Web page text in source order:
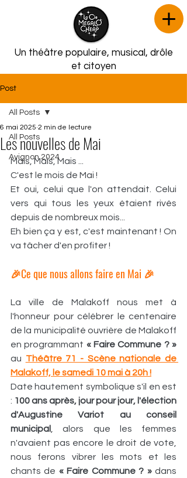
Un théâtre populaire, musical, drôle
et citoyen
Post
All Posts
Avignon 2024
All Posts
Les nouvelles de Mai
6 mai 2025 2 min de lecture
Mais, Mais, Mais ...
C'est le mois de Mai !
Et oui, celui que l'on attendait. Celui
vers qui tous les yeux étaient rivés
depuis de nombreux mois...
Eh bien ça y est, c'est maintenant ! On
va tâcher d'en profiter !
🎉Ce que nous allons faire en Mai 🎉
La ville de Malakoff nous met à
l'honneur pour célébrer le centenaire
de la municipalité ouvrière de Malakoff
en programmant « Faire Commune ? »
au Théâtre 71 - Scène nationale de
Malakoff, le samedi 10 mai à 20h !
Date hautement symbolique s'il en est
: 100 ans après, jour pour jour, l'élection
d'Augustine Variot au conseil
municipal
, alors que les femmes
n'avaient pas encore le droit de vote,
nous ferons vibrer les mots et les
chants de « Faire Commune ? »